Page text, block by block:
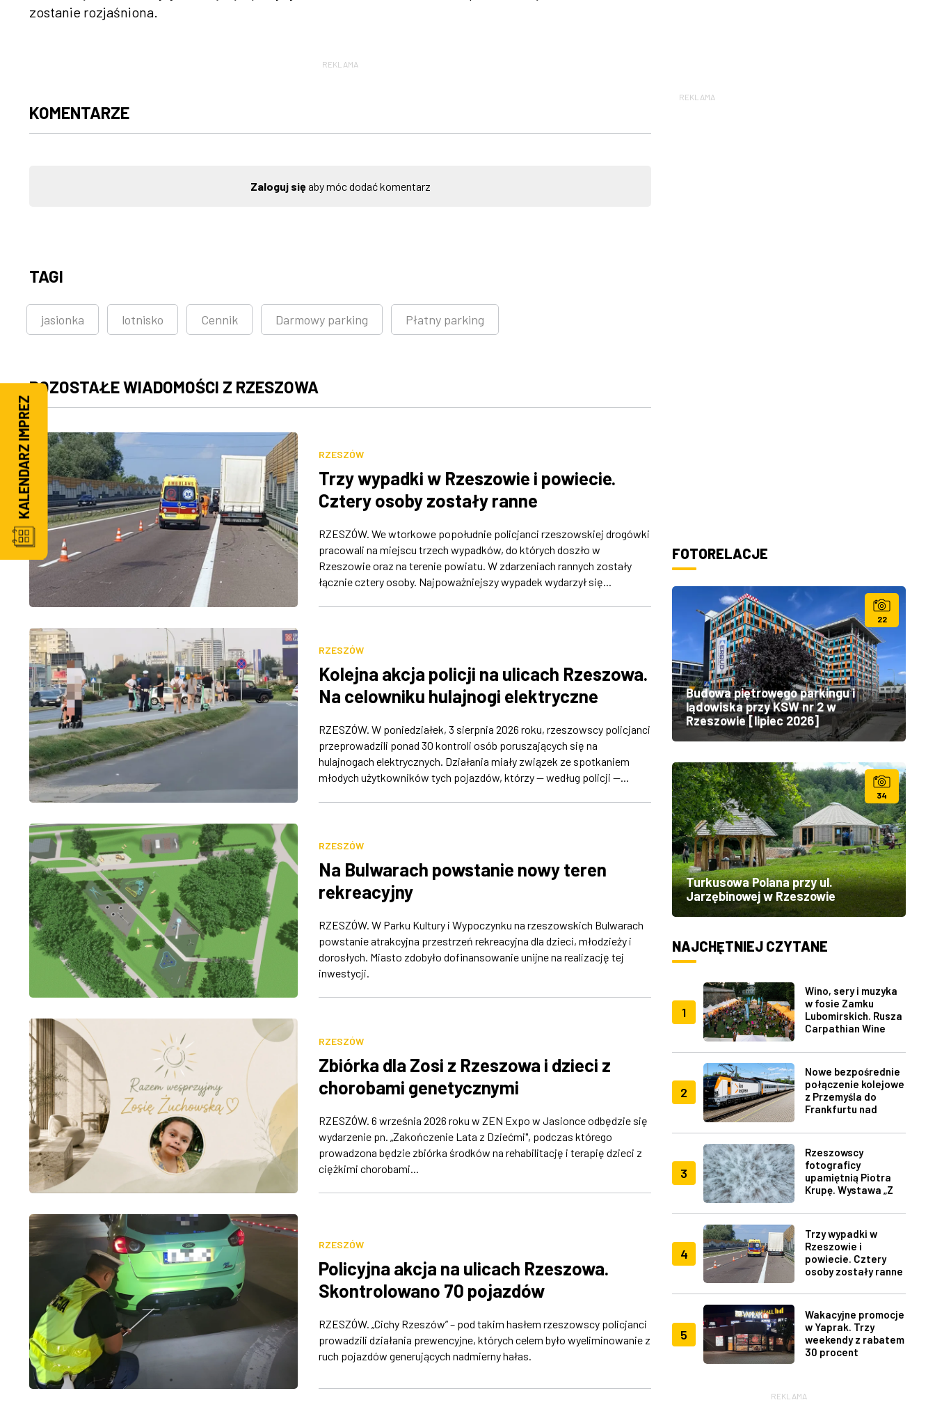
zostanie rozjaśniona.
REKLAMA
KOMENTARZE
Zaloguj sięaby móc dodać komentarz
TAGI
jasionka lotnisko Cennik Darmowy parking Płatny parking
POZOSTAŁE WIADOMOŚCI Z RZESZOWA
RZESZÓW
Trzy wypadki w Rzeszowie i powiecie.
Cztery osoby zostały ranne
RZESZÓW. We wtorkowe popołudnie policjanci rzeszowskiej drogówki
pracowali na miejscu trzech wypadków, do których doszło w
Rzeszowie oraz na terenie powiatu. W zdarzeniach rannych zostały
łącznie cztery osoby. Najpoważniejszy wypadek wydarzył się...
RZESZÓW
Kolejna akcja policji na ulicach Rzeszowa.
Na celowniku hulajnogi elektryczne
RZESZÓW. W poniedziałek, 3 sierpnia 2026 roku, rzeszowscy policjanci
przeprowadzili ponad 30 kontroli osób poruszających się na
hulajnogach elektrycznych. Działania miały związek ze spotkaniem
młodych użytkowników tych pojazdów, którzy — według policji —...
RZESZÓW
Na Bulwarach powstanie nowy teren
rekreacyjny
RZESZÓW. W Parku Kultury i Wypoczynku na rzeszowskich Bulwarach
powstanie atrakcyjna przestrzeń rekreacyjna dla dzieci, młodzieży i
dorosłych. Miasto zdobyło dofinansowanie unijne na realizację tej
inwestycji.
RZESZÓW
Zbiórka dla Zosi z Rzeszowa i dzieci z
chorobami genetycznymi
RZESZÓW. 6 września 2026 roku w ZEN Expo w Jasionce odbędzie się
wydarzenie pn. „Zakończenie Lata z Dziećmi", podczas którego
prowadzona będzie zbiórka środków na rehabilitację i terapię dzieci z
ciężkimi chorobami...
RZESZÓW
Policyjna akcja na ulicach Rzeszowa.
Skontrolowano 70 pojazdów
RZESZÓW. „Cichy Rzeszów” – pod takim hasłem rzeszowscy policjanci
prowadzili działania prewencyjne, których celem było wyeliminowanie z
ruch pojazdów generujących nadmierny hałas.
REKLAMA
FOTORELACJE
22
Budowa piętrowego parkingu i
lądowiska przy KSW nr 2 w
Rzeszowie [lipiec 2026]
34
Turkusowa Polana przy ul.
Jarzębinowej w Rzeszowie
NAJCHĘTNIEJ CZYTANE
1
Wino, sery i muzyka
w fosie Zamku
Lubomirskich. Rusza
Carpathian Wine
2
Nowe bezpośrednie
połączenie kolejowe
z Przemyśla do
Frankfurtu nad
3
Rzeszowscy
fotograficy
upamiętnią Piotra
Krupę. Wystawa „Z
4
Trzy wypadki w
Rzeszowie i
powiecie. Cztery
osoby zostały ranne
5
Wakacyjne promocje
w Yaprak. Trzy
weekendy z rabatem
30 procent
REKLAMA
KALENDARZ IMPREZ